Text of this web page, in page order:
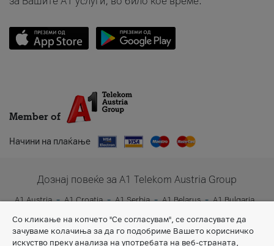
Member of
Начини на плаќање
Дознај повеќе за A1 Telekom Austria Group
A1 Austria A1 Croatia A1 Serbia A1 Belarus
A1 Bulgaria
Со кликање на копчето "Се согласувам", се согласувате да
зачуваме колачиња за да го подобриме Вашето корисничко
искуство преку анализа на употребата на веб-страната,